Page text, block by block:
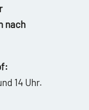
nach
14 Uhr.